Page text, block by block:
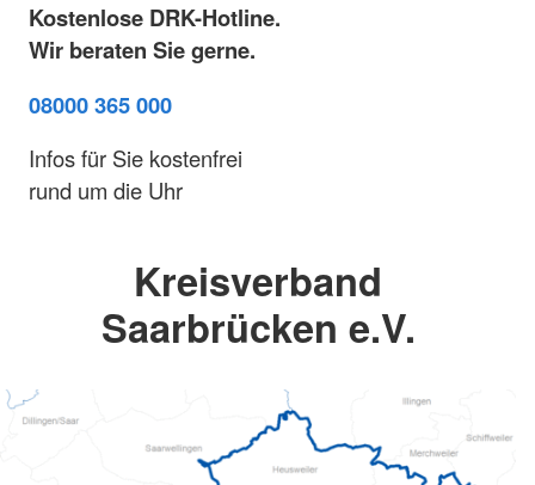
Kostenlose DRK-Hotline.
Wir beraten Sie gerne.
08000 365 000
Infos für Sie kostenfrei
rund um die Uhr
Kreisverband
Saarbrücken e.V.